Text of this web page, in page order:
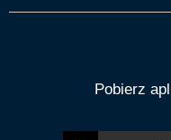
Pobierz